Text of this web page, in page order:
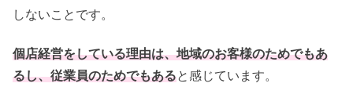
しないことです。
個店経営をしている理由は、地域のお客様のためでもあ
るし、従業員のためでもあると感じています。